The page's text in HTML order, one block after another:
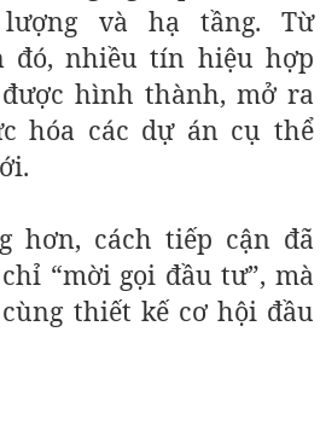
lượng và hạ tầng. Từ
đó, nhiều tín hiệu hợp
hình thành, mở ra
hóa các dự án cụ thể
hơn, cách tiếp cận đã
“mời gọi đầu tư”, mà
thiết kế cơ hội đầu